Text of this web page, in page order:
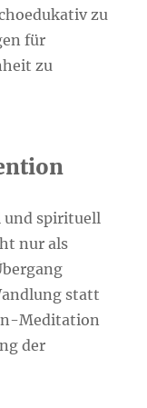
zu
für
zu
und spirituell
nur als
statt
Meditation
der